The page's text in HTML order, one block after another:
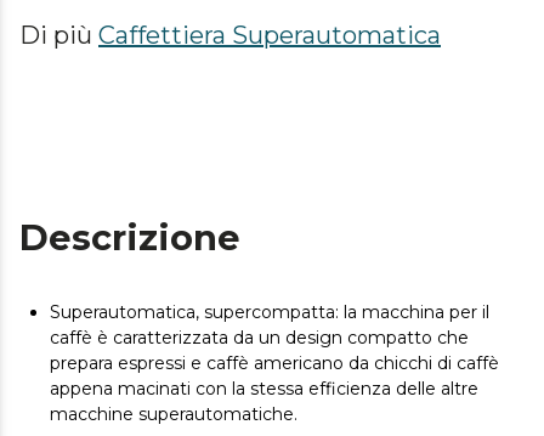
Di più Caffettiera Superautomatica
Descrizione
Superautomatica, supercompatta: la macchina per il
caffè è caratterizzata da un design compatto che
prepara espressi e caffè americano da chicchi di caffè
appena macinati con la stessa efficienza delle altre
macchine superautomatiche.